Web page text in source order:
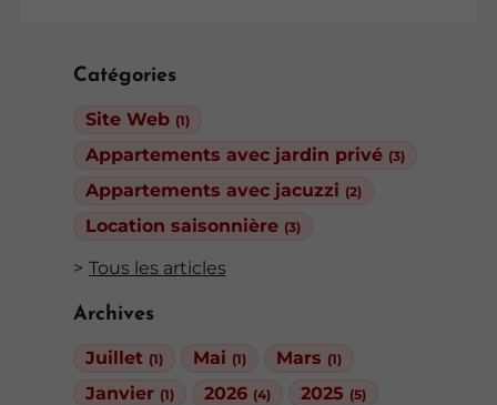
Catégories
Site Web (1)
Appartements avec jardin privé (3)
Appartements avec jacuzzi (2)
Location saisonnière (3)
Tous les articles
Archives
Juillet (1) Mai (1) Mars (1)
Janvier (1) 2026 (4) 2025 (5)